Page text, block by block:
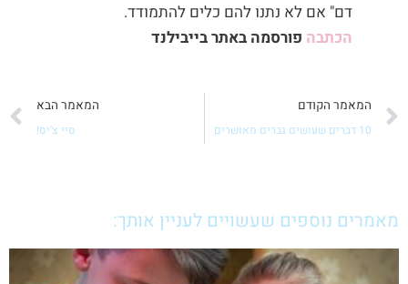
דם" אם לא נתנו להם כלים להתמודד.
הכתבה פורסמה באתר בייבילנד
קודם
המאמר הקודם
10 דברים שעושים גברים מאושרים
המאמר הבא
סיי צ'יס!
מאמרים נוספים שעשויים לעניין אותך: